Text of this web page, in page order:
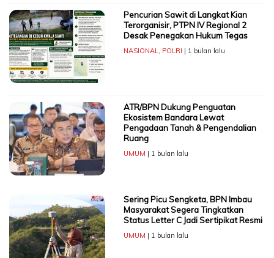
Pencurian Sawit di Langkat Kian
Terorganisir, PTPN IV Regional 2
Desak Penegakan Hukum Tegas
NASIONAL, POLRI | 1 bulan lalu
ATR/BPN Dukung Penguatan
Ekosistem Bandara Lewat
Pengadaan Tanah & Pengendalian
Ruang
UMUM | 1 bulan lalu
Sering Picu Sengketa, BPN Imbau
Masyarakat Segera Tingkatkan
Status Letter C Jadi Sertipikat Resmi
UMUM | 1 bulan lalu